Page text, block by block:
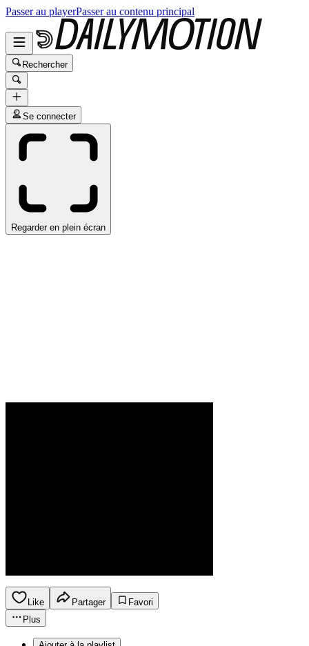
Passer au playerPasser au contenu principal
Rechercher
Se connecter
Regarder en plein écran
Like Partager
Favori
Plus